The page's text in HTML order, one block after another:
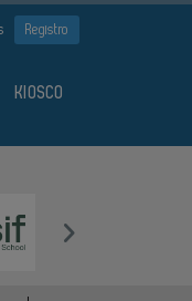
Registro
KIOSCO